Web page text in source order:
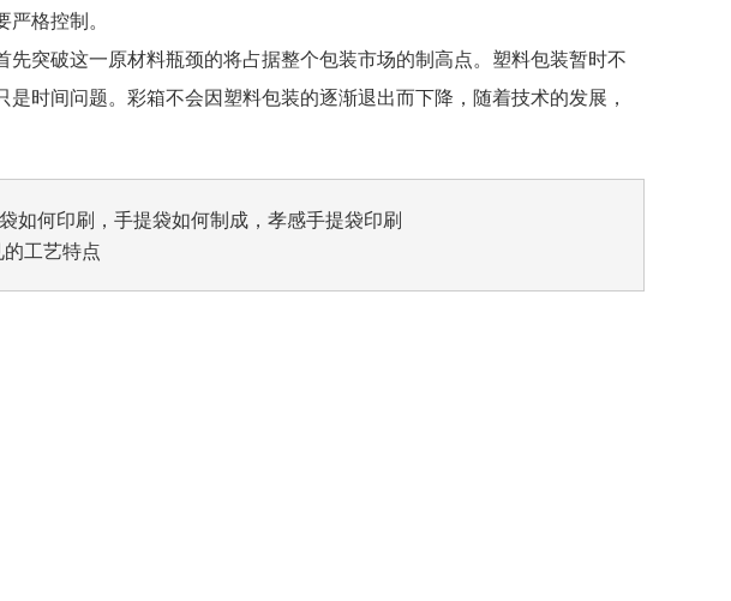
格控制。
突破这一原材料瓶颈的将占据整个包装市场的制高点。塑料包装暂时不
时间问题。彩箱不会因塑料包装的逐渐退出而下降，随着技术的发展，
如何印刷，手提袋如何制成，孝感手提袋印刷
工艺特点